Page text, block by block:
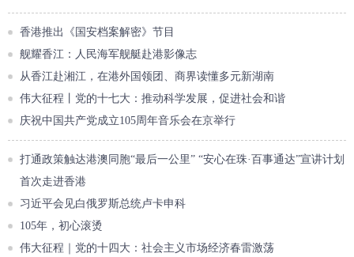
香港推出《国安档案解密》节目
舰耀香江：人民海军舰艇赴港影像志
从香江赴湘江，在港外国领团、商界读懂多元新湖南
伟大征程丨党的十七大：推动科学发展，促进社会和谐
庆祝中国共产党成立105周年音乐会在京举行
打通政策触达港澳同胞“最后一公里” “安心在珠·百事通达”宣讲计划
首次走进香港
习近平会见白俄罗斯总统卢卡申科
105年，初心滚烫
伟大征程｜党的十四大：社会主义市场经济春雷激荡